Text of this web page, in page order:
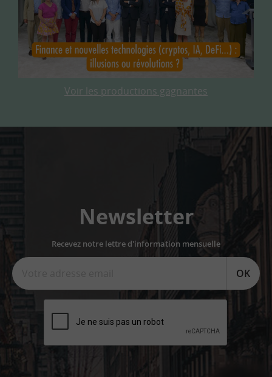
Voir les productions gagnantes
Newsletter
Recevez notre lettre d'information mensuelle
OK